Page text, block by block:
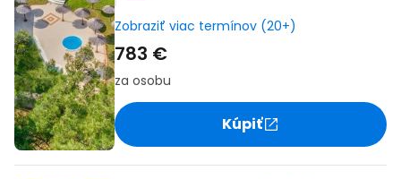
Zobraziť viac termínov (20+)
783 €
za osobu
Kúpiť